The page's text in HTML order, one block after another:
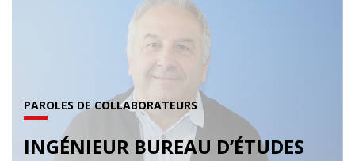
PAROLES DE COLLABORATEURS
INGÉNIEUR BUREAU D’ÉTUDES